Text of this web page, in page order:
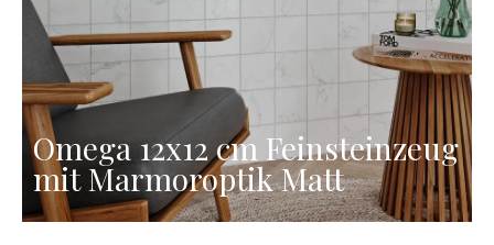
Omega 12x12 cm Feinsteinzeug
mit Marmoroptik Matt